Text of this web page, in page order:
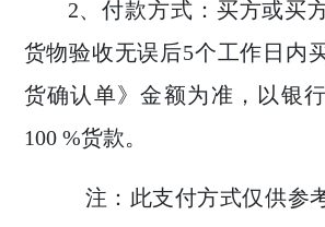
2、付款方式：买方或买
货物验收无误后5个工作日内
货确认单》金额为准，以银
100 %货款。
注：此支付方式仅供参